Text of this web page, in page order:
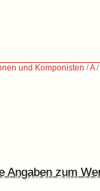
und Komponisten /A/
Angaben zum